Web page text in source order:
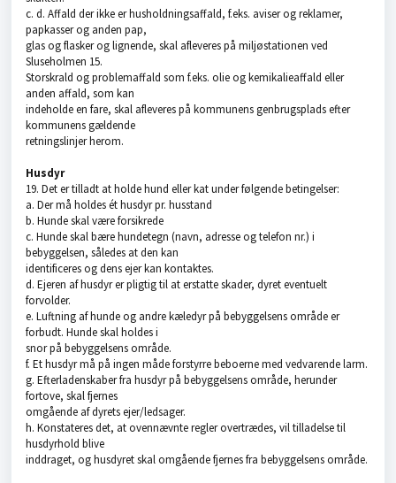
c. d. Affald der ikke er husholdningsaffald, f.eks. aviser og reklamer,
papkasser og anden pap,
glas og flasker og lignende, skal afleveres på miljøstationen ved
Sluseholmen 15.
Storskrald og problemaffald som f.eks. olie og kemikalieaffald eller
anden affald, som kan
indeholde en fare, skal afleveres på kommunens genbrugsplads efter
kommunens gældende
retningslinjer herom.
Husdyr
19. Det er tilladt at holde hund eller kat under følgende betingelser:
a. Der må holdes ét husdyr pr. husstand
b. Hunde skal være forsikrede
c. Hunde skal bære hundetegn (navn, adresse og telefon nr.) i
bebyggelsen, således at den kan
identificeres og dens ejer kan kontaktes.
d. Ejeren af husdyr er pligtig til at erstatte skader, dyret eventuelt
forvolder.
e. Luftning af hunde og andre kæledyr på bebyggelsens område er
forbudt. Hunde skal holdes i
snor på bebyggelsens område.
f. Et husdyr må på ingen måde forstyrre beboerne med vedvarende larm.
g. Efterladenskaber fra husdyr på bebyggelsens område, herunder
fortove, skal fjernes
omgående af dyrets ejer/ledsager.
h. Konstateres det, at ovennævnte regler overtrædes, vil tilladelse til
husdyrhold blive
inddraget, og husdyret skal omgående fjernes fra bebyggelsens område.